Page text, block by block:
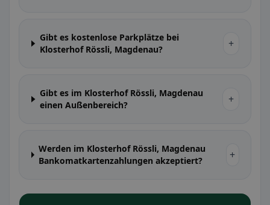
Gibt es kostenlose Parkplätze bei
Klosterhof Rössli, Magdenau?
+
Gibt es im Klosterhof Rössli, Magdenau
einen Außenbereich?
+
Werden im Klosterhof Rössli, Magdenau
Bankomatkartenzahlungen akzeptiert?
+